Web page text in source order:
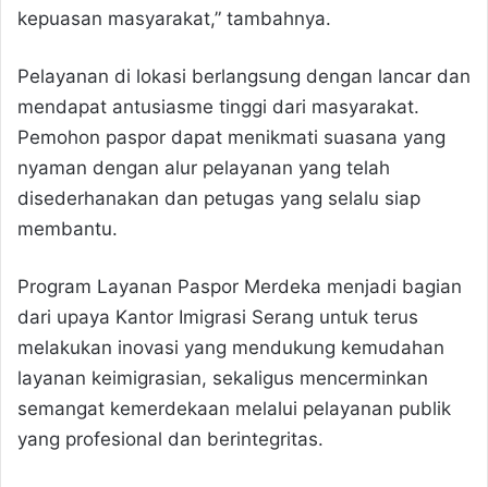
kepuasan masyarakat,” tambahnya.
Pelayanan di lokasi berlangsung dengan lancar dan
mendapat antusiasme tinggi dari masyarakat.
Pemohon paspor dapat menikmati suasana yang
nyaman dengan alur pelayanan yang telah
disederhanakan dan petugas yang selalu siap
membantu.
Program Layanan Paspor Merdeka menjadi bagian
dari upaya Kantor Imigrasi Serang untuk terus
melakukan inovasi yang mendukung kemudahan
layanan keimigrasian, sekaligus mencerminkan
semangat kemerdekaan melalui pelayanan publik
yang profesional dan berintegritas.